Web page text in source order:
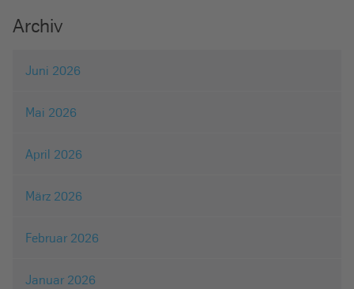
Archiv
Juni 2026
Mai 2026
April 2026
März 2026
Februar 2026
Januar 2026